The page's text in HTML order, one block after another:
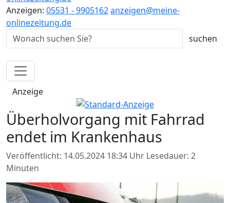
Anzeigen: 05531 - 9905162anzeigen@meine-
onlinezeitung.de
Anzeige
Überholvorgang mit Fahrrad
endet im Krankenhaus
Veröffentlicht: 14.05.2024 18:34 Uhr Lesedauer: 2
Minuten